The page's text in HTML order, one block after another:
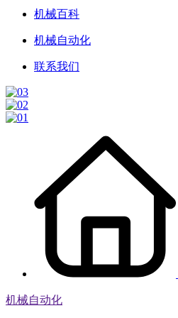
机械百科
机械自动化
联系我们
机械自动化